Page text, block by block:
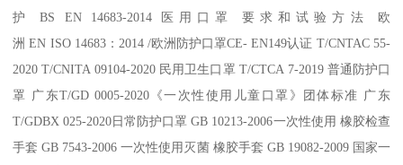
护 BS EN 14683-2014 医用口罩 要求和试验方法 欧
洲 EN ISO 14683：2014 /欧洲防护口罩CE- EN149认证 T/CNTAC 55-
2020 T/CNITA 09104-2020 民用卫生口罩 T/CTCA 7-2019 普通防护口
罩 广东T/GD 0005-2020《一次性使用儿童口罩》团体标准 广东
T/GDBX 025-2020日常防护口罩 GB 10213-2006一次性使用 橡胶检查
手套 GB 7543-2006 一次性使用灭菌 橡胶手套 GB 19082-2009 国家一